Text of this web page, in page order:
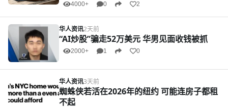
4000+ 0 2
华人资讯2天前
“AI炒股”骗走52万美元 华男见面收钱被抓
2000+ 1 0
华人资讯3天前
蜘蛛侠若活在2026年的纽约 可能连房子都租
不起